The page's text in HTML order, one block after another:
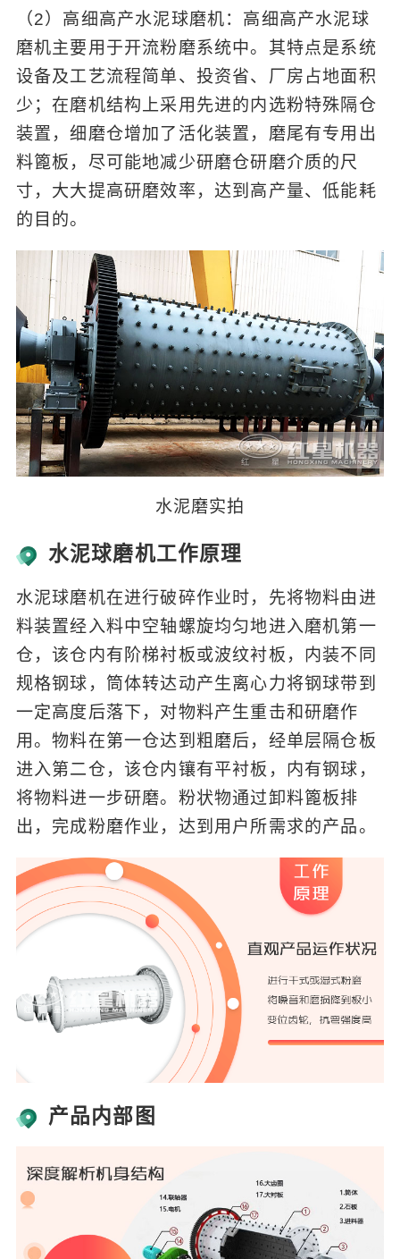
（2）高细高产水泥球磨机：高细高产水泥球
磨机主要用于开流粉磨系统中。其特点是系统
设备及工艺流程简单、投资省、厂房占地面积
少；在磨机结构上采用先进的内选粉特殊隔仓
装置，细磨仓增加了活化装置，磨尾有专用出
料篦板，尽可能地减少研磨仓研磨介质的尺
寸，大大提高研磨效率，达到高产量、低能耗
的目的。
水泥磨实拍
水泥球磨机工作原理
水泥球磨机在进行破碎作业时，先将物料由进
料装置经入料中空轴螺旋均匀地进入磨机第一
仓，该仓内有阶梯衬板或波纹衬板，内装不同
规格钢球，筒体转达动产生离心力将钢球带到
一定高度后落下，对物料产生重击和研磨作
用。物料在第一仓达到粗磨后，经单层隔仓板
进入第二仓，该仓内镶有平衬板，内有钢球，
将物料进一步研磨。粉状物通过卸料篦板排
出，完成粉磨作业，达到用户所需求的产品。
产品内部图